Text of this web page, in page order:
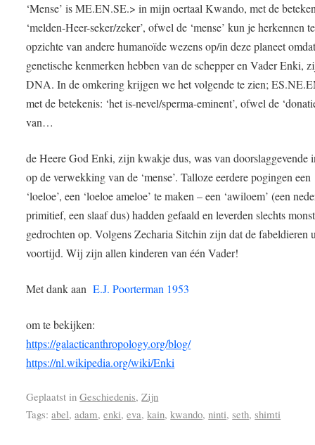
‘Mense’ is ME.EN.SE.> in mijn oertaal Kwando, met de
‘melden-Heer-seker/zeker’, ofwel de ‘mense’ kun je herkennen
opzichte van andere humanoïde wezens op/in deze planeet
genetische kenmerken hebben van de schepper en Vader Enki,
DNA. In de omkering krijgen we het volgende te zien;
met de betekenis: ‘het is-nevel/sperma-eminent’, ofwel de
van…
de Heere God Enki, zijn kwakje dus, was van doorslaggevende
op de verwekking van de ‘mense’. Talloze eerdere pogingen een
‘loeloe’, een ‘loeloe ameloe’ te maken – een ‘awiloem’ (een
primitief, een slaaf dus) hadden gefaald en leverden slechts
gedrochten op. Volgens Zecharia Sitchin zijn dat de fabeldieren
voortijd. Wij zijn allen kinderen van één Vader!
Met dank aanE.J. Poorterman 1953
om te bekijken:
https://galacticanthropology.org/blog/
https://nl.wikipedia.org/wiki/Enki
Geplaatst in Geschiedenis,Zijn
Tags: abel,adam,enki,eva,kain,kwando,ninti,seth,shimti